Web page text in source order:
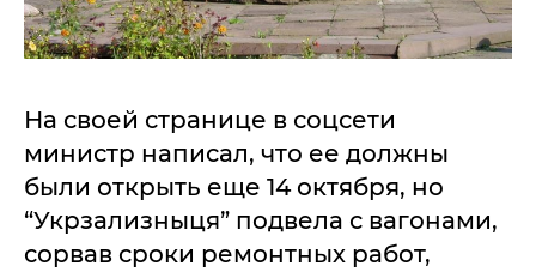
На своей странице в соцсети
министр написал, что ее должны
были открыть еще 14 октября, но
“Укрзализныця” подвела с вагонами,
сорвав сроки ремонтных работ,